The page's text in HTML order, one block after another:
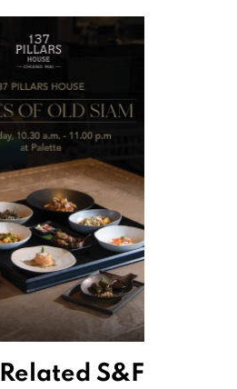
Related S&F